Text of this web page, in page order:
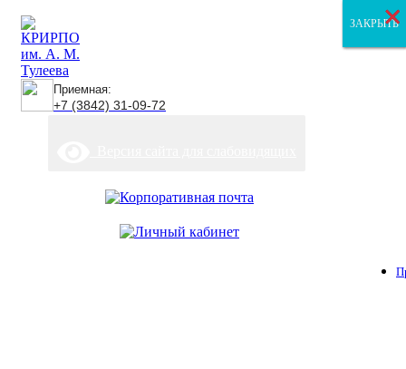
Приемная:
+7 (3842) 31-09-72
ЗАКРЫТЬ
ЗАКРЫТЬ
ЗАКРЫТЬ
×
×
×